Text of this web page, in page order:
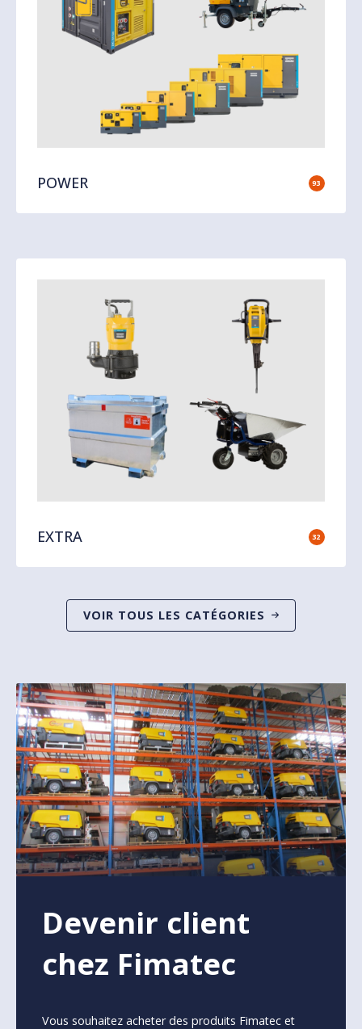
POWER 93
EXTRA 32
VOIR TOUS LES CATÉGORIES
Devenir client
chez Fimatec
Vous souhaitez acheter des produits Fimatec et